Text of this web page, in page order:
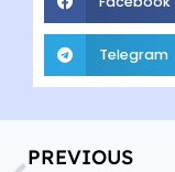
Telegram
PREVIOUS